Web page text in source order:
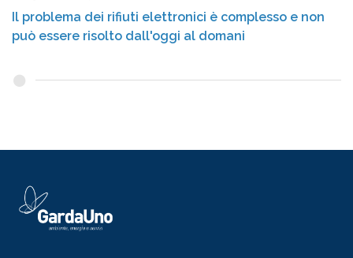
Il problema dei rifiuti elettronici è complesso e non
può essere risolto dall'oggi al domani